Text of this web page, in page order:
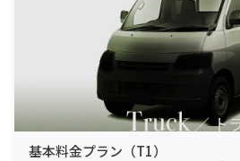
基本料金プラン（T1）